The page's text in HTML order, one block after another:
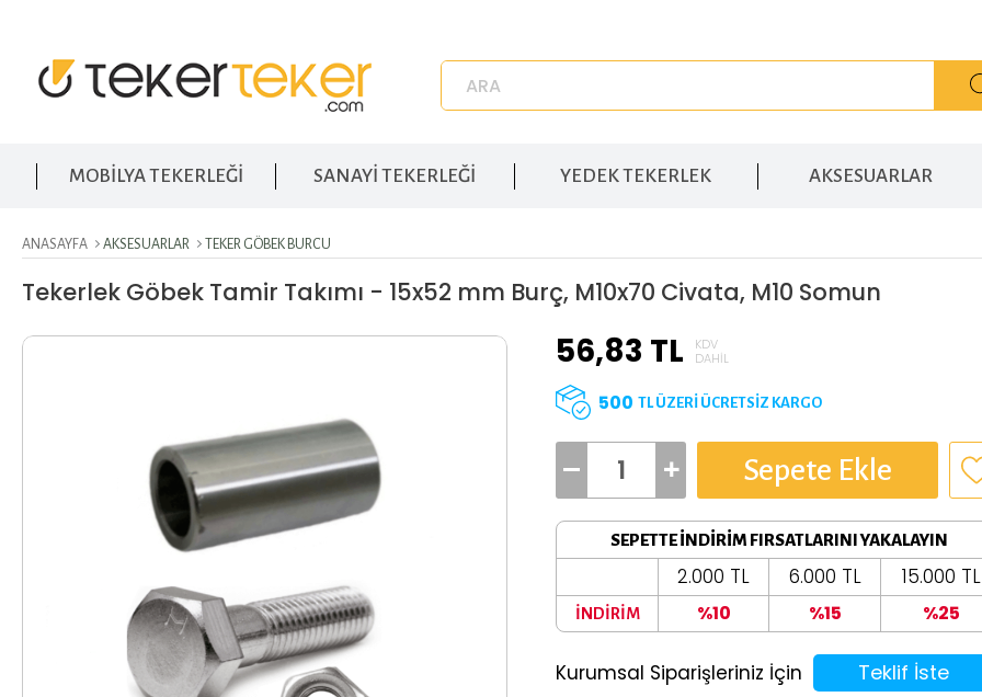
MOBİLYA TEKERLEĞİ SANAYİ TEKERLEĞİ YEDEK TEKERLEK AKSESUARLAR
ANASAYFA AKSESUARLAR TEKER GÖBEK BURCU
Tekerlek Göbek Tamir Takımı - 15x52 mm Burç, M10x70 Civata, M10 Somun
56,83 TL
KDV
DAHIL
500 TL ÜZERİ ÜCRETSİZ KARGO
Sepete Ekle
SEPETTE İNDİRİM FIRSATLARINI YAKALAYIN
2.000 TL 6.000 TL 15.000 TL
İNDİRİM %10 %15 %25
Kurumsal Siparişleriniz İçin Teklif İste